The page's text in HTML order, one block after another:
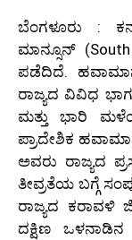
ಬೆಂಗಳೂರು :
ಮಾನ್ಸೂನ್
ಪಡೆದಿದೆ.
ರಾಜ್ಯದ ವಿವಿಧ
ಮತ್ತು ಭಾರಿ
ಪ್ರಾದೇಶಿಕ
ಅವರು ರಾಜ್ಯದ
ತೀವ್ರತೆಯ ಬಗ್ಗೆ
ರಾಜ್ಯದ ಕರಾವಳಿ
ದಕ್ಷಿಣ ಒಳನಾಡಿನ